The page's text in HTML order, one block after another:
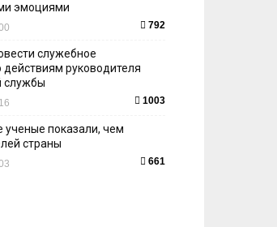
эмоциями
792
служебное
руководителя
службы
1003
ученые показали, чем
страны
661